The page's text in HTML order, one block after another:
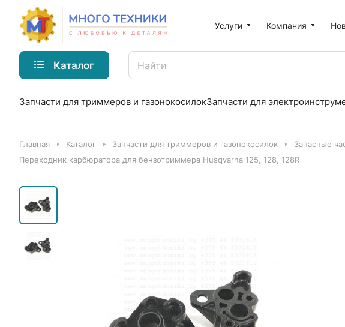
Услуги Компания
Каталог
Запчасти для триммеров и газонокосилокЗапчасти для
Главная Каталог Запчасти для триммеров и газонокосилок
Запасные
Переходник карбюратора для бензотриммера Husqvarna 125, 128, 128R